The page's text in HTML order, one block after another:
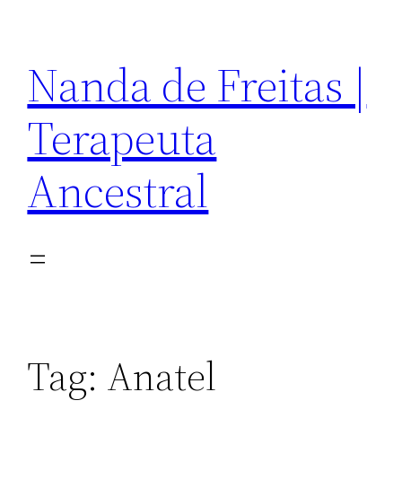
conteúdo
Nanda de Freitas |
Terapeuta
Ancestral
Tag: Anatel